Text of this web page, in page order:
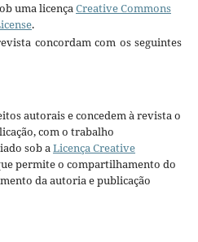
uma licençaCreative Commons
.
concordam com os seguintes
autorais e concedem à revista o
com o trabalho
sob aLicença Creative
permite o compartilhamento do
da autoria e publicação